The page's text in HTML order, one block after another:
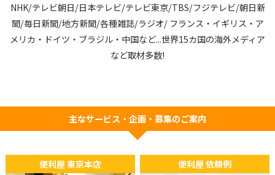
2026年05月08日
TV
イタリアの国営放送にて「OK Obaachan (OKおばあちゃん)」
デンマークの新聞『Weekendavisen』にて、「OKおばあちゃ
ん」に関する取材記事が掲載されました。
2026年01月11日
NHK/テレビ朝日/日本テレビ/テレビ東京/TBS/フジテレビ/朝日新
聞/毎日新聞/地方新聞/各種雑誌/ラジオ/ フランス・イギリス・ア
メリカ・ドイツ・ブラジル・中国など...世界15カ国の海外メディア
など取材多数!
主なサービス・企画・募集のご案内
便利屋 東京本店 便利屋 依頼例